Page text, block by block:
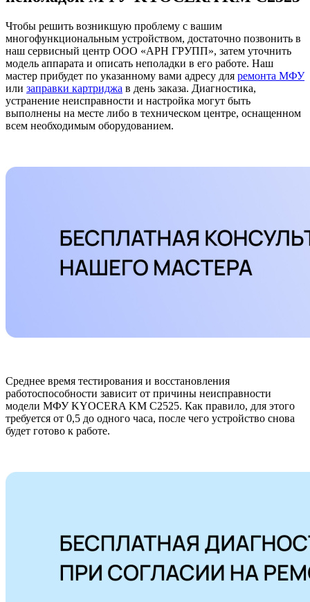
Чтобы решить возникшую проблему с вашим
многофункциональным устройством, достаточно позвонить в
наш сервисный центр ООО «АРН ГРУПП», затем уточнить
модель аппарата и описать неполадки в его работе. Наш
мастер прибудет по указанному вами адресу для ремонта МФУ
или заправки картриджа в день заказа. Диагностика,
устранение неисправности и настройка могут быть
выполнены на месте либо в техническом центре, оснащенном
всем необходимым оборудованием.
Среднее время тестирования и восстановления
работоспособности зависит от причины неисправности
модели МФУ KYOCERA KM C2525. Как правило, для этого
требуется от 0,5 до одного часа, после чего устройство снова
будет готово к работе.